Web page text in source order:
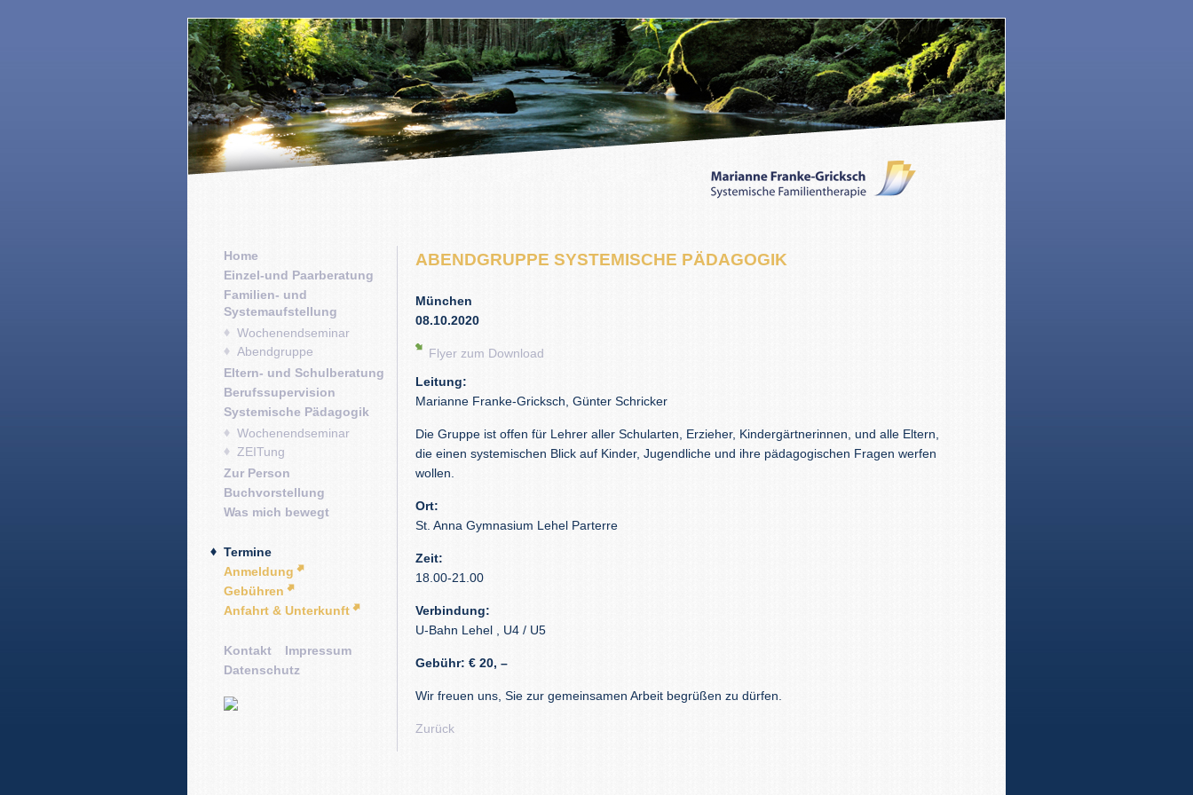
Home
Einzel-und Paarberatung
Familien- und
Systemaufstellung
Wochenendseminar
Abendgruppe
Eltern- und Schulberatung
Berufssupervision
Systemische Pädagogik
Wochenendseminar
ZEITung
Zur Person
Buchvorstellung
Was mich bewegt
Termine
Anmeldung
Gebühren
Anfahrt & Unterkunft
Kontakt
Impressum
Datenschutz
ABENDGRUPPE SYSTEMISCHE PÄDAGOGIK
München
08.10.2020
Flyer zum Download
Leitung:
Marianne Franke-Gricksch, Günter Schricker
Die Gruppe ist offen für Lehrer aller Schularten, Erzieher, Kindergärtnerinnen, und alle Eltern,
die einen systemischen Blick auf Kinder, Jugendliche und ihre pädagogischen Fragen werfen
wollen.
Ort:
St. Anna Gymnasium Lehel Parterre
Zeit:
18.00-21.00
Verbindung:
U-Bahn Lehel , U4 / U5
Gebühr: € 20, –
Wir freuen uns, Sie zur gemeinsamen Arbeit begrüßen zu dürfen.
Zurück